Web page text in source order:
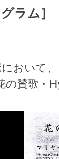
ラム］
おいて
賛歌・